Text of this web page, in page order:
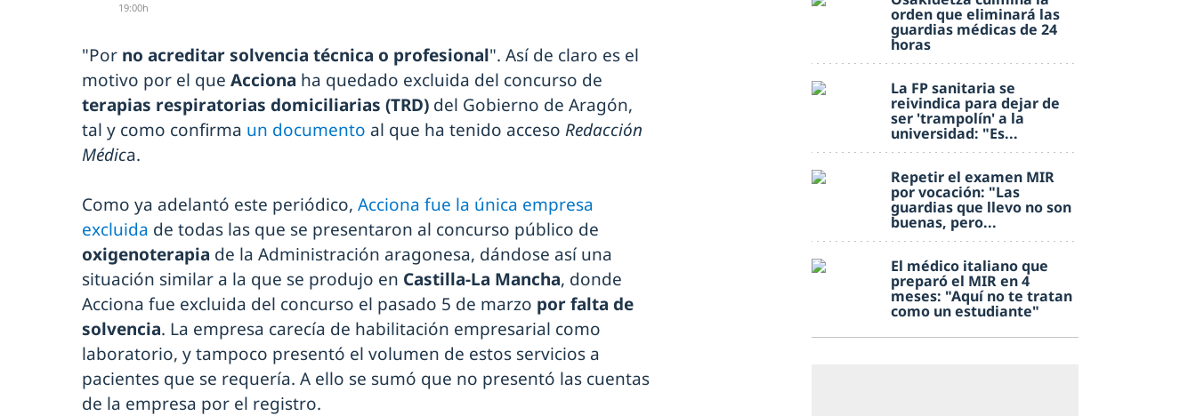
19:00h
"Por no acreditar solvencia técnica o profesional". Así de claro es el
motivo por el que Acciona ha quedado excluida del concurso de
terapias respiratorias domiciliarias (TRD) del Gobierno de Aragón,
tal y como confirma un documento al que ha tenido acceso Redacción
Médica.
Como ya adelantó este periódico, Acciona fue la única empresa
excluida de todas las que se presentaron al concurso público de
oxigenoterapia de la Administración aragonesa, dándose así una
situación similar a la que se produjo en Castilla-La Mancha, donde
Acciona fue excluida del concurso el pasado 5 de marzo por falta de
solvencia. La empresa carecía de habilitación empresarial como
laboratorio, y tampoco presentó el volumen de estos servicios a
pacientes que se requería. A ello se sumó que no presentó las cuentas
de la empresa por el registro.
orden que eliminará las
guardias médicas de 24
horas
La FP sanitaria se
reivindica para dejar de
ser 'trampolín' a la
universidad: "Es...
Repetir el examen MIR
por vocación: "Las
guardias que llevo no son
buenas, pero...
El médico italiano que
preparó el MIR en 4
meses: "Aquí no te tratan
como un estudiante"